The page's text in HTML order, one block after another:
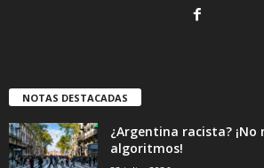
NOTAS DESTACADAS
¿Argentina racista? ¡No
algoritmos!